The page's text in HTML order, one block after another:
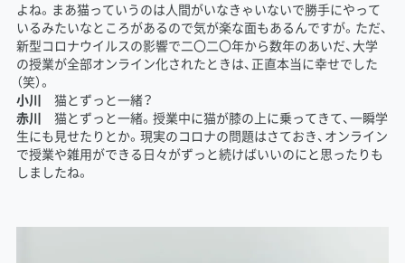
よね。まあ猫っていうのは人間がいなきゃいないで勝手にやって
いるみたいなところがあるので気が楽な面もあるんですが。ただ、
新型コロナウイルスの影響で二〇二〇年から数年のあいだ、大学
の授業が全部オンライン化されたときは、正直本当に幸せでした
（笑）。
小川 猫とずっと一緒？
赤川 猫とずっと一緒。授業中に猫が膝の上に乗ってきて、一瞬学
生にも見せたりとか。現実のコロナの問題はさておき、オンライン
で授業や雑用ができる日々がずっと続けばいいのにと思ったりも
しましたね。